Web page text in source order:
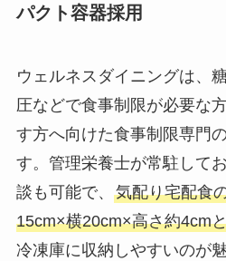
パクト容器採用
ウェルネスダイニングは、
圧などで食事制限が必要な
す方へ向けた食事制限専門
す。管理栄養士が常駐して
談も可能で、 気配り宅配食
15cm×横20cm×高さ約4cm
冷凍庫に収納しやすいのが魅